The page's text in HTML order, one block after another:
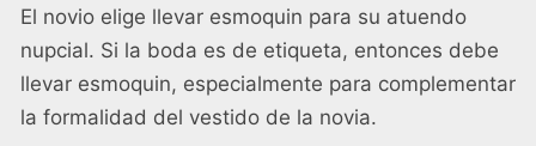
El novio elige llevar esmoquin para su atuendo
nupcial. Si la boda es de etiqueta, entonces debe
llevar esmoquin, especialmente para complementar
la formalidad del vestido de la novia.